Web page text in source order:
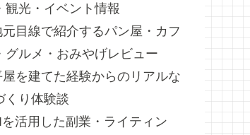
観光・イベント情報
元目線で紹介するパン屋・カフ
グルメ・おみやげレビュー
屋を建てた経験からのリアルな
くり体験談
活用した副業・ライティン